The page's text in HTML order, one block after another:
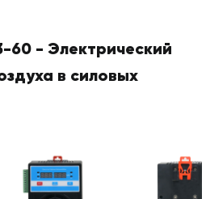
60 - Электрический
в силовых